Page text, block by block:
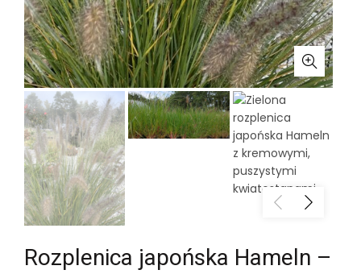
Rozplenica japońska Hameln –